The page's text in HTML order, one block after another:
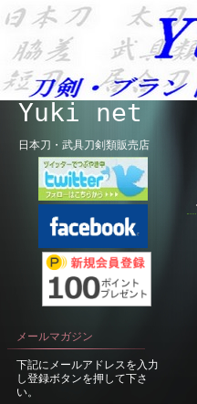
Yuki net
日本刀・武具刀剣類販売店
メールマガジン
下記にメールアドレスを入力
し登録ボタンを押して下さ
い。